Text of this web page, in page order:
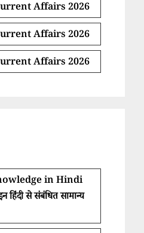
Affairs 2026
Affairs 2026
Affairs 2026
in Hindi
से संबंधित सामान्य